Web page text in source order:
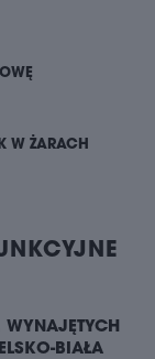
W ŻARACH
BIAŁA